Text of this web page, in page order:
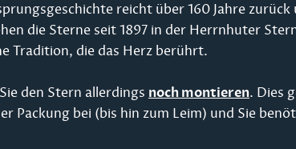
reicht über 160 Jahre
die Sterne seit 1897 in der Herrnhuter
Tradition, die das Herz berührt.
den Stern allerdings noch montieren. Dies
Packung bei (bis hin zum Leim) und Sie